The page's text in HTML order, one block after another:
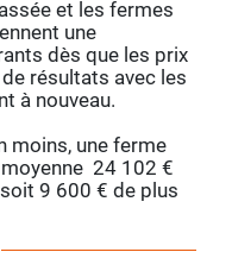
et les fermes
une
dès que les prix
résultats avec les
à nouveau.
moins, une ferme
24 102 €
9 600 € de plus
Social** en